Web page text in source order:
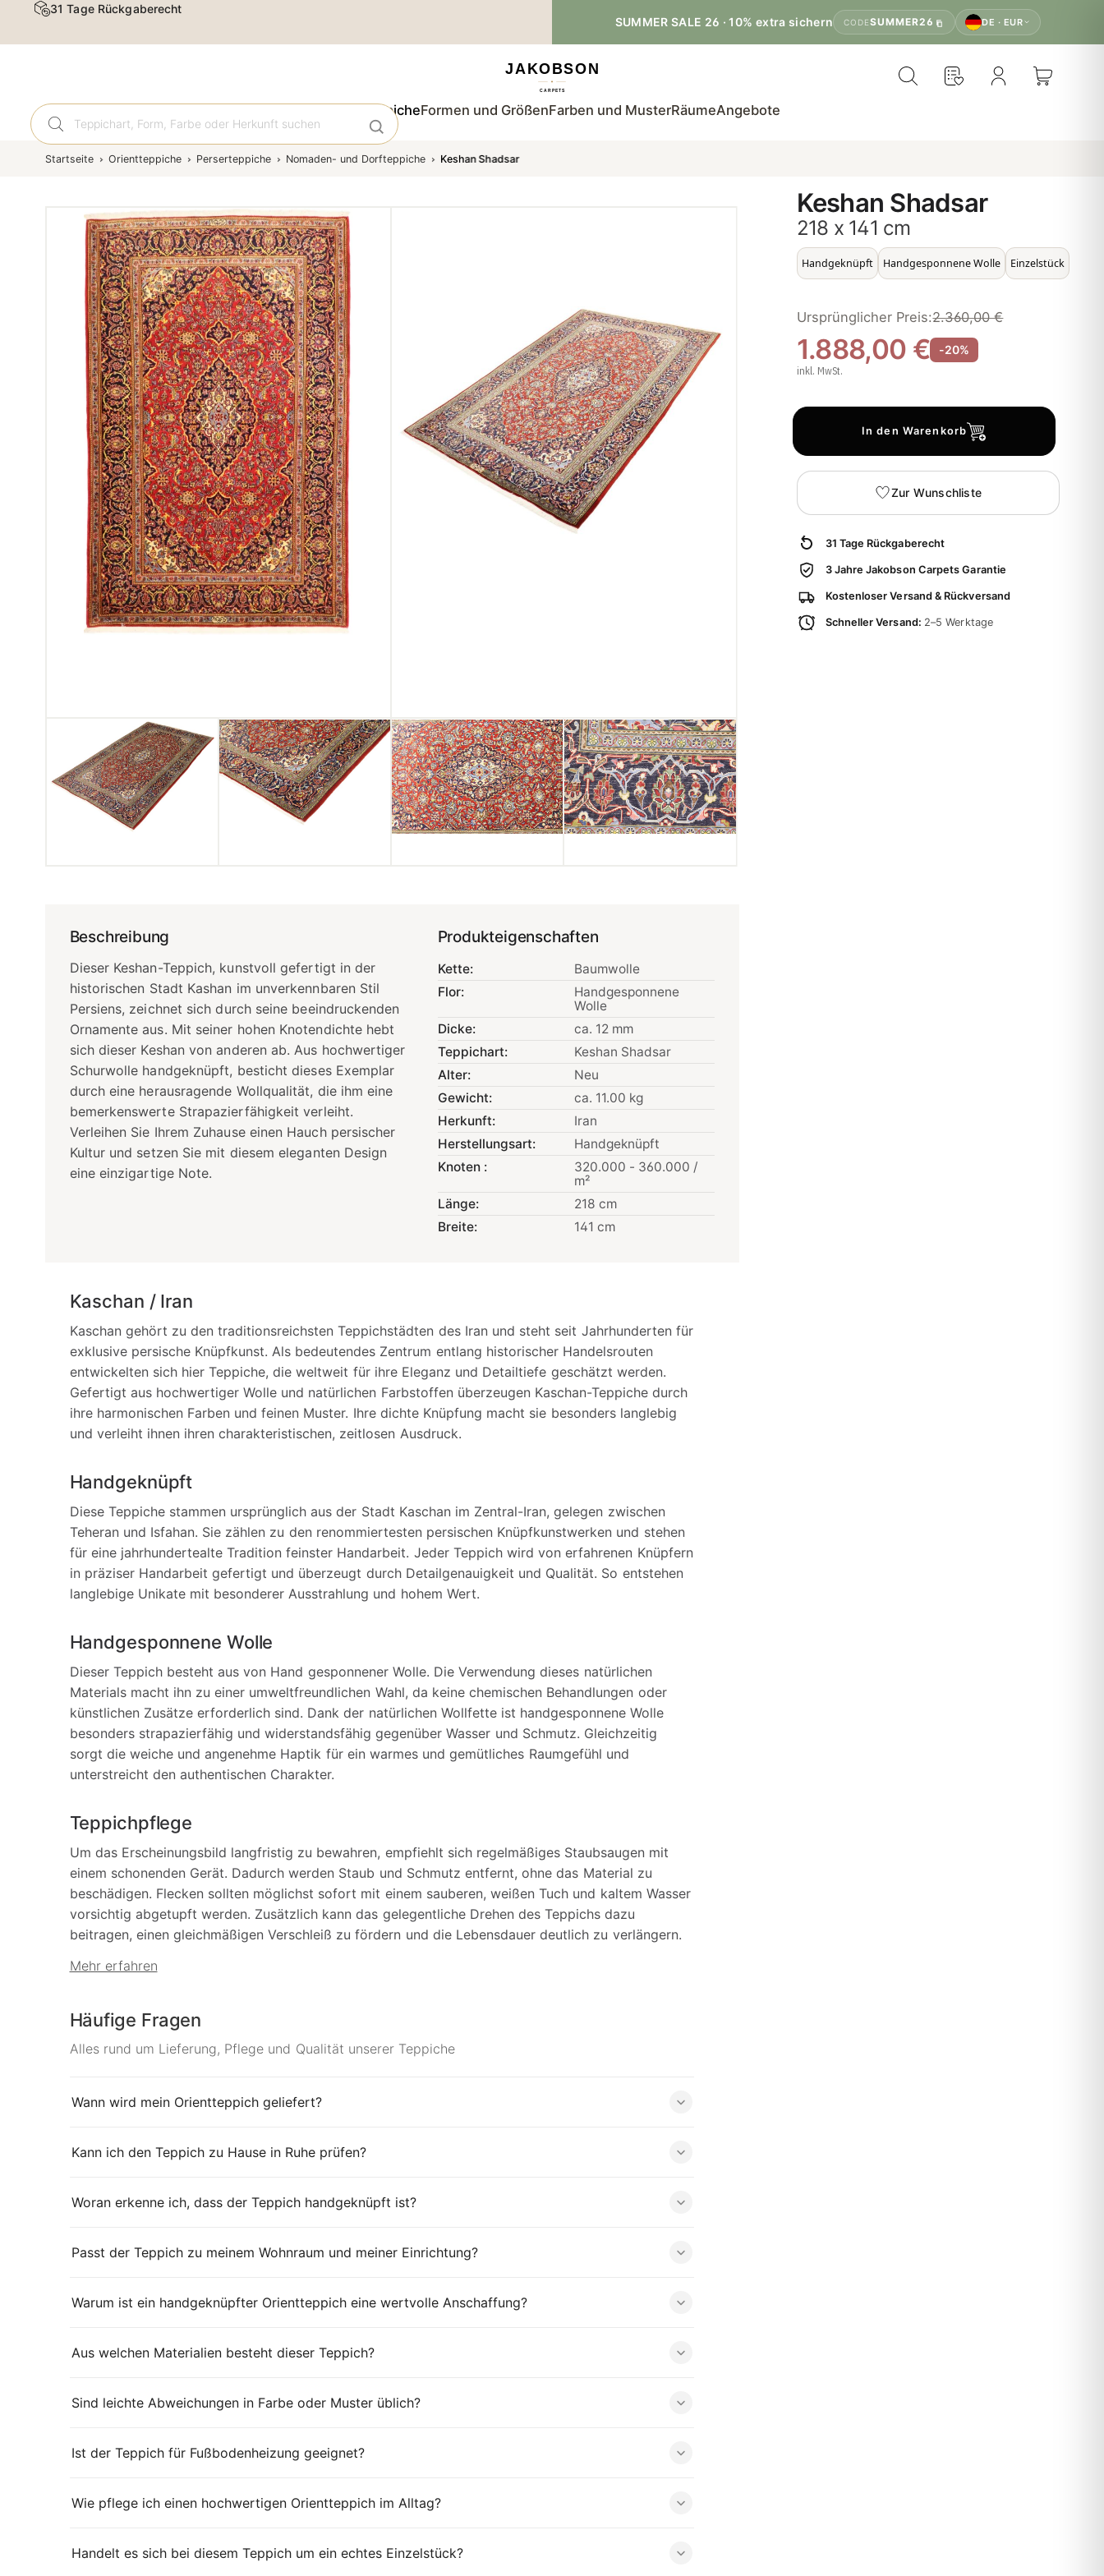
31 Tage Rückgaberecht
SUMMER SALE 26 · 10% extra sichern
CODESUMMER26 DE · EUR
OrientteppicheFormen und GrößenFarben und MusterRäumeAngebote
Startseite Orientteppiche Perserteppiche Nomaden- und Dorfteppiche Keshan Shadsar
Keshan Shadsar
218 x 141 cm
Handgeknüpft Handgesponnene Wolle Einzelstück
1.888,00 €
Ursprünglicher Preis:2.360,00 €
-20%
inkl. MwSt.
In den Warenkorb
Zur Wunschliste
31 Tage Rückgaberecht
3 Jahre Jakobson Carpets Garantie
Kostenloser Versand & Rückversand
Schneller Versand: 2–5 Werktage
Beschreibung
Dieser Keshan-Teppich, kunstvoll gefertigt in der
historischen Stadt Kashan im unverkennbaren Stil
Persiens, zeichnet sich durch seine beeindruckenden
Ornamente aus. Mit seiner hohen Knotendichte hebt
sich dieser Keshan von anderen ab. Aus hochwertiger
Schurwolle handgeknüpft, besticht dieses Exemplar
durch eine herausragende Wollqualität, die ihm eine
bemerkenswerte Strapazierfähigkeit verleiht.
Verleihen Sie Ihrem Zuhause einen Hauch persischer
Kultur und setzen Sie mit diesem eleganten Design
eine einzigartige Note.
Produkteigenschaften
Kette:
Baumwolle
Flor:
Handgesponnene
Wolle
Dicke:
ca. 12 mm
Teppichart:
Keshan Shadsar
Alter:
Neu
Gewicht:
ca. 11.00 kg
Herkunft:
Iran
Herstellungsart:
Handgeknüpft
Knoten :
320.000 - 360.000 /
m²
Länge:
218 cm
Breite:
141 cm
Kaschan / Iran
Kaschan gehört zu den traditionsreichsten Teppichstädten des Iran und steht seit Jahrhunderten für
exklusive persische Knüpfkunst. Als bedeutendes Zentrum entlang historischer Handelsrouten
entwickelten sich hier Teppiche, die weltweit für ihre Eleganz und Detailtiefe geschätzt werden.
Gefertigt aus hochwertiger Wolle und natürlichen Farbstoffen überzeugen Kaschan-Teppiche durch
ihre harmonischen Farben und feinen Muster. Ihre dichte Knüpfung macht sie besonders langlebig
und verleiht ihnen ihren charakteristischen, zeitlosen Ausdruck.
Handgeknüpft
Diese Teppiche stammen ursprünglich aus der Stadt Kaschan im Zentral-Iran, gelegen zwischen
Teheran und Isfahan. Sie zählen zu den renommiertesten persischen Knüpfkunstwerken und stehen
für eine jahrhundertealte Tradition feinster Handarbeit. Jeder Teppich wird von erfahrenen Knüpfern
in präziser Handarbeit gefertigt und überzeugt durch Detailgenauigkeit und Qualität. So entstehen
langlebige Unikate mit besonderer Ausstrahlung und hohem Wert.
Handgesponnene Wolle
Dieser Teppich besteht aus von Hand gesponnener Wolle. Die Verwendung dieses natürlichen
Materials macht ihn zu einer umweltfreundlichen Wahl, da keine chemischen Behandlungen oder
künstlichen Zusätze erforderlich sind. Dank der natürlichen Wollfette ist handgesponnene Wolle
besonders strapazierfähig und widerstandsfähig gegenüber Wasser und Schmutz. Gleichzeitig
sorgt die weiche und angenehme Haptik für ein warmes und gemütliches Raumgefühl und
unterstreicht den authentischen Charakter.
Teppichpflege
Um das Erscheinungsbild langfristig zu bewahren, empfiehlt sich regelmäßiges Staubsaugen mit
einem schonenden Gerät. Dadurch werden Staub und Schmutz entfernt, ohne das Material zu
beschädigen. Flecken sollten möglichst sofort mit einem sauberen, weißen Tuch und kaltem Wasser
vorsichtig abgetupft werden. Zusätzlich kann das gelegentliche Drehen des Teppichs dazu
beitragen, einen gleichmäßigen Verschleiß zu fördern und die Lebensdauer deutlich zu verlängern.
Mehr erfahren
Häufige Fragen
Alles rund um Lieferung, Pflege und Qualität unserer Teppiche
Wann wird mein Orientteppich geliefert?
Kann ich den Teppich zu Hause in Ruhe prüfen?
Woran erkenne ich, dass der Teppich handgeknüpft ist?
Passt der Teppich zu meinem Wohnraum und meiner Einrichtung?
Warum ist ein handgeknüpfter Orientteppich eine wertvolle Anschaffung?
Aus welchen Materialien besteht dieser Teppich?
Sind leichte Abweichungen in Farbe oder Muster üblich?
Ist der Teppich für Fußbodenheizung geeignet?
Wie pflege ich einen hochwertigen Orientteppich im Alltag?
Handelt es sich bei diesem Teppich um ein echtes Einzelstück?